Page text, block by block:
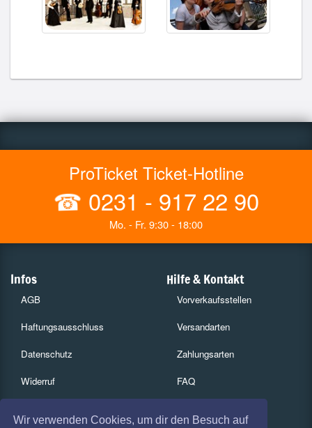
Wir verwenden Cookies, um dir den Besuch auf
ProTicket Ticket-Hotline
☎ 0231 - 917 22 90
Mo. - Fr. 9:30 - 18:00
Infos
AGB
Haftungsausschluss
Datenschutz
Widerruf
Hilfe & Kontakt
Vorverkaufsstellen
Versandarten
Zahlungsarten
FAQ
Services